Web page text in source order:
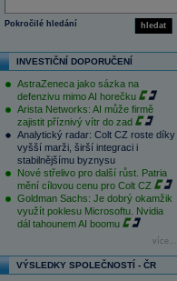
hledat
Pokročilé hledání
INVESTIČNÍ DOPORUČENÍ
AstraZeneca jako sázka na
defenzivu mimo AI horečku
Arista Networks: AI může firmě
zajistit příznivý vítr do zad
Analytický radar: Colt CZ roste díky
vyšší marži, širší integraci i
stabilnějšímu byznysu
Nové střelivo pro další růst. Patria
mění cílovou cenu pro Colt CZ
Goldman Sachs: Je dobrý okamžik
využít poklesu Microsoftu. Nvidia
dál tahounem AI boomu
více...
VÝSLEDKY SPOLEČNOSTÍ - ČR